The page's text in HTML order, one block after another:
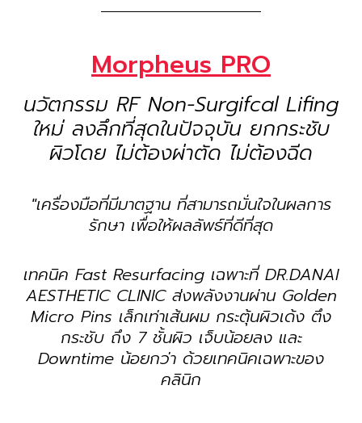
Morpheus PRO
นวัตกรรม RF Non-Surgifcal Lifing
ใหม่ ลงลึกที่สุดในปัจจุบัน ยกกระชับ
ผิวโดย ไม่ต้องผ่าตัด ไม่ต้องฉีด
"เครื่องมือที่มีมาตฐาน ที่สามารถมั่นใจในผลการ
รักษา เพื่อให้ผลลัพธ์ที่ดีที่สุด
เทคนิค Fast Resurfacing เฉพาะที่ DR.DANAI
AESTHETIC CLINIC ส่งพลังงานผ่าน Golden
Micro Pins เล็กเท่าเส้นผม กระตุ้นผิวเด้ง ตึง
กระชับ ถึง 7 ชั้นผิว เจ็บน้อยลง และ
Downtime น้อยกว่า ด้วยเทคนิคเฉพาะของ
คลินิก